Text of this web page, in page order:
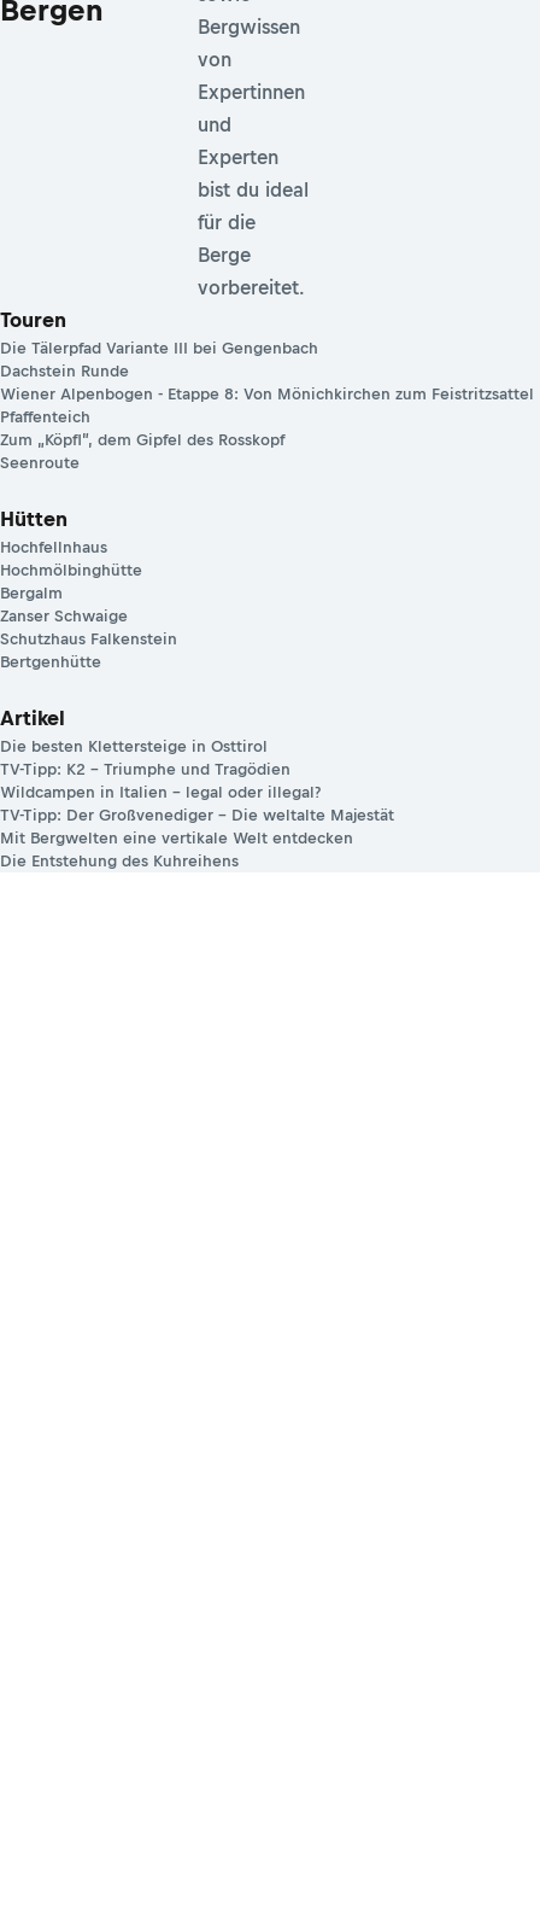
Bergen
Bergwissen
von
Expertinnen
und
Experten
bist du ideal
für die
Berge
vorbereitet.
Touren
Die Tälerpfad Variante III bei Gengenbach
Dachstein Runde
Wiener Alpenbogen - Etappe 8: Von Mönichkirchen zum Feistritzsattel
Pfaffenteich
Zum „Köpfl”, dem Gipfel des Rosskopf
Seenroute
Hütten
Hochfellnhaus
Hochmölbinghütte
Bergalm
Zanser Schwaige
Schutzhaus Falkenstein
Bertgenhütte
Artikel
Die besten Klettersteige in Osttirol
TV-Tipp: K2 – Triumphe und Tragödien
Wildcampen in Italien – legal oder illegal?
TV-Tipp: Der Großvenediger – Die weltalte Majestät
Mit Bergwelten eine vertikale Welt entdecken
Die Entstehung des Kuhreihens